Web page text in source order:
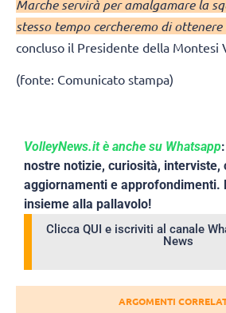
Marche servirà per amalgamare la
stesso tempo cercheremo di
concluso il Presidente della Montesi
(fonte: Comunicato stampa)
VolleyNews.it è anche su Whatsapp
nostre notizie, curiosità, interviste,
aggiornamenti e approfondimenti.
insieme alla pallavolo!
Clicca QUI e iscriviti al canale
News
ARGOMENTI